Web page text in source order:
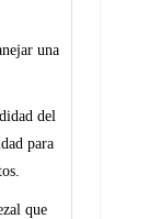
una
del
para
que